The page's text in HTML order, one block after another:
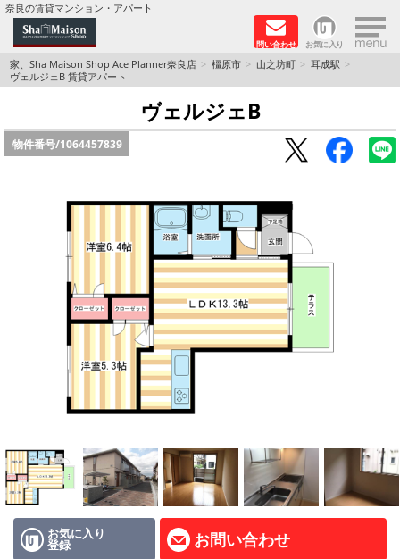
奈良の賃貸マンション・アパート
問い合わせ お気に入り ×
TOPページ
Foreigners welcome！
店長のおすすめ物件
積水ハウス Sha Maison 特集 (奈良北部、木津川
積水ハウス Sha Maison 特集 (奈良南部)
路線·駅から探す
地域から探す
地図から探す
AcePlanner公式ライン
SNS
スタッフ紹介
家、Sha Maison Shop Ace Planner奈良店 橿原市 山之坊町
耳成駅
ヴェルジェB 賃貸アパート
ヴェルジェB
物件番号/1064457839
お気に入り
登録 お問い合わせ